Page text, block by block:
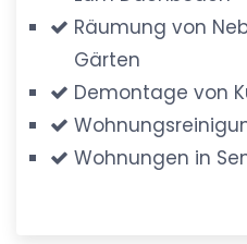
Räumung von
Gärten
Demontage von
Wohnungen in